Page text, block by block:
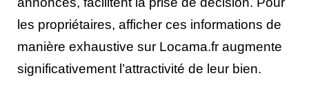
les propriétaires, afficher ces informations de
manière exhaustive sur Locama.fr augmente
significativement l’attractivité de leur bien.